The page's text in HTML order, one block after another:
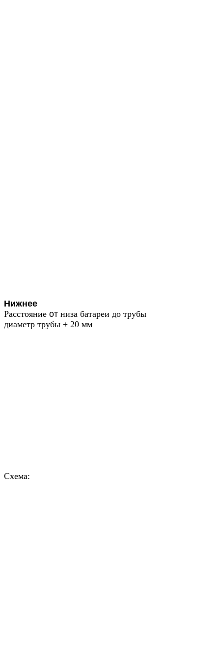
Нижнее
Расстояние от низа батареи до трубы
диаметр трубы + 20 мм
Схема: